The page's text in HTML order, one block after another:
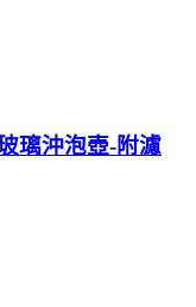
璃沖泡壺-附濾